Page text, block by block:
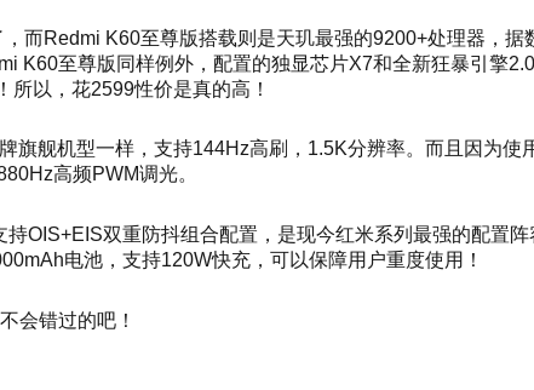
而Redmi K60至尊版搭载则是天玑最强的9200+处理器，
K60至尊版同样例外，配置的独显芯片X7和全新狂暴引擎
以，花2599性价是真的高！
旗舰机型一样，支持144Hz高刷，1.5K分辨率。而且因为
高频PWM调光。
OIS+EIS双重防抖组合配置，是现今红米系列最强的配置
电池，支持120W快充，可以保障用户重度使用！
会错过的吧！